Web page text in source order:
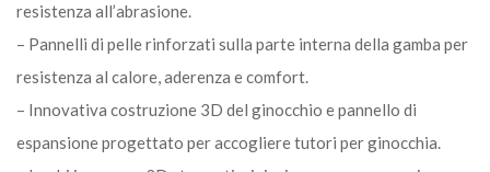
resistenza all’abrasione.
– Pannelli di pelle rinforzati sulla parte interna della gamba per
resistenza al calore, aderenza e comfort.
– Innovativa costruzione 3D del ginocchio e pannello di
espansione progettato per accogliere tutori per ginocchia.